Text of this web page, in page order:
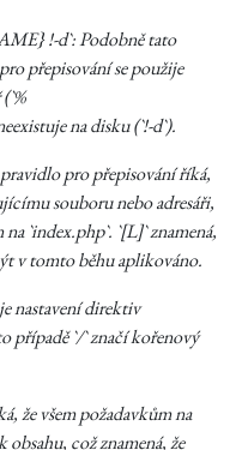
!-d`: Podobně tato
přepisování se použije
na disku (`!-d`).
pro přepisování říká,
souboru nebo adresáři,
`index.php`. `[L]` znamená,
v tomto běhu aplikováno.
nastavení direktiv
případě `/` značí kořenový
že všem požadavkům na
což znamená, že